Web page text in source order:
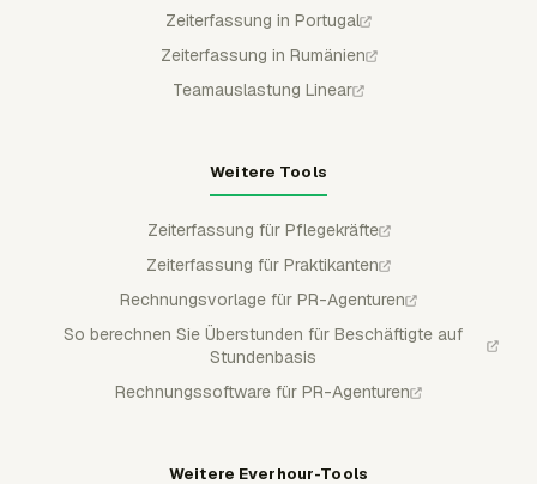
Zeiterfassung in Portugal
Zeiterfassung in Rumänien
Teamauslastung Linear
Weitere Tools
Zeiterfassung für Pflegekräfte
Zeiterfassung für Praktikanten
Rechnungsvorlage für PR-Agenturen
So berechnen Sie Überstunden für Beschäftigte auf
Stundenbasis
Rechnungssoftware für PR-Agenturen
Weitere Everhour-Tools